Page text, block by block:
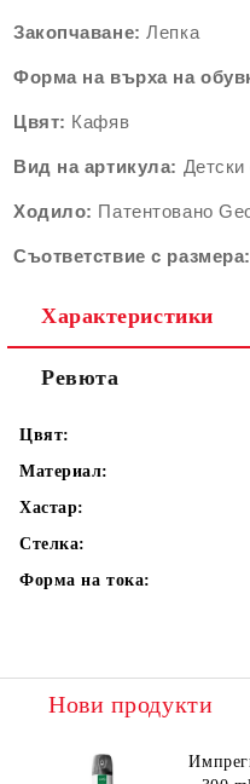
Закопчаване: Лепка
Форма на върха на
Цвят: Кафяв
Вид на артикула:
Ходило: Патентовано
Съответствие с
Характеристики
Ревюта
Цвят:
Материал:
Хастар:
Стелка:
Форма на тока:
Нови продукти